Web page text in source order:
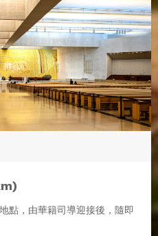
點，由華籍司導迎接後，隨即